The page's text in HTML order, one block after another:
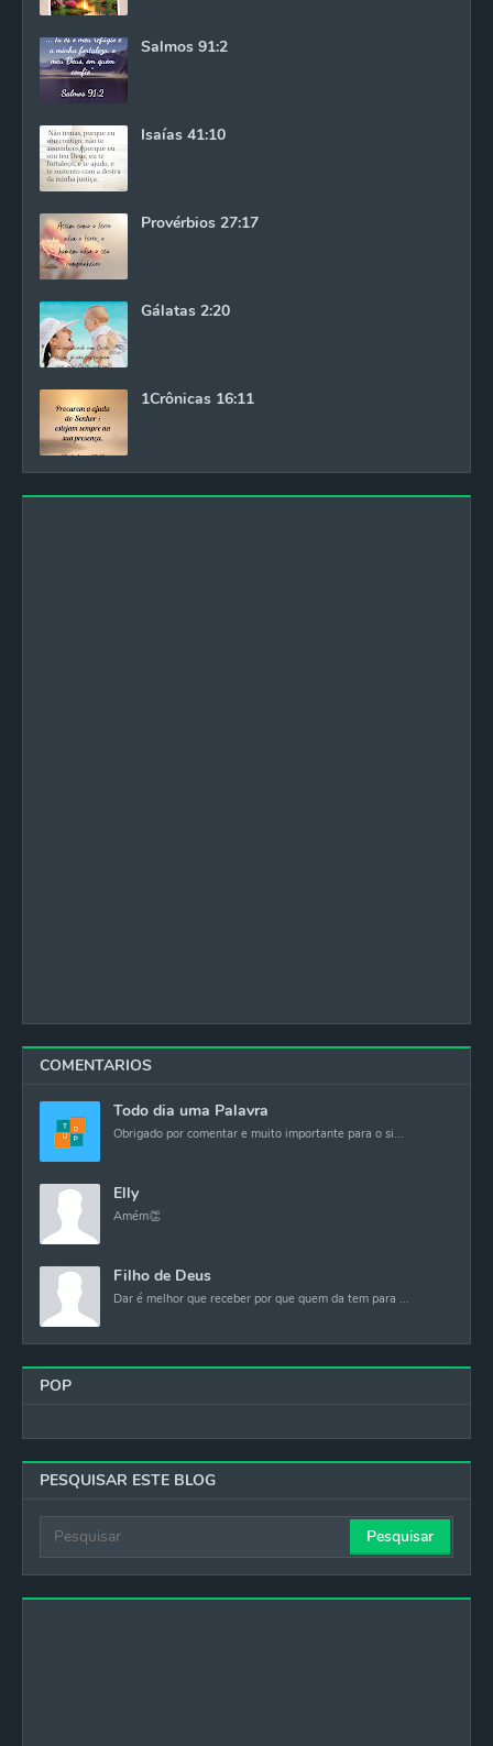
Salmos 91:2
Isaías 41:10
Provérbios 27:17
Gálatas 2:20
1Crônicas 16:11
COMENTARIOS
Todo dia uma Palavra
Obrigado por comentar e muito importante para o si...
Elly
Amém👏
Filho de Deus
Dar é melhor que receber por que quem da tem para ...
POP
PESQUISAR ESTE BLOG